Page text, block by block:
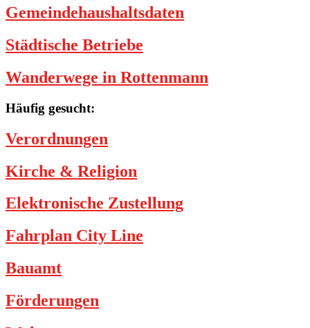
Gemeindehaushaltsdaten
Städtische Betriebe
Wanderwege in Rottenmann
Häufig gesucht:
Verordnungen
Kirche & Religion
Elektronische Zustellung
Fahrplan City Line
Bauamt
Förderungen